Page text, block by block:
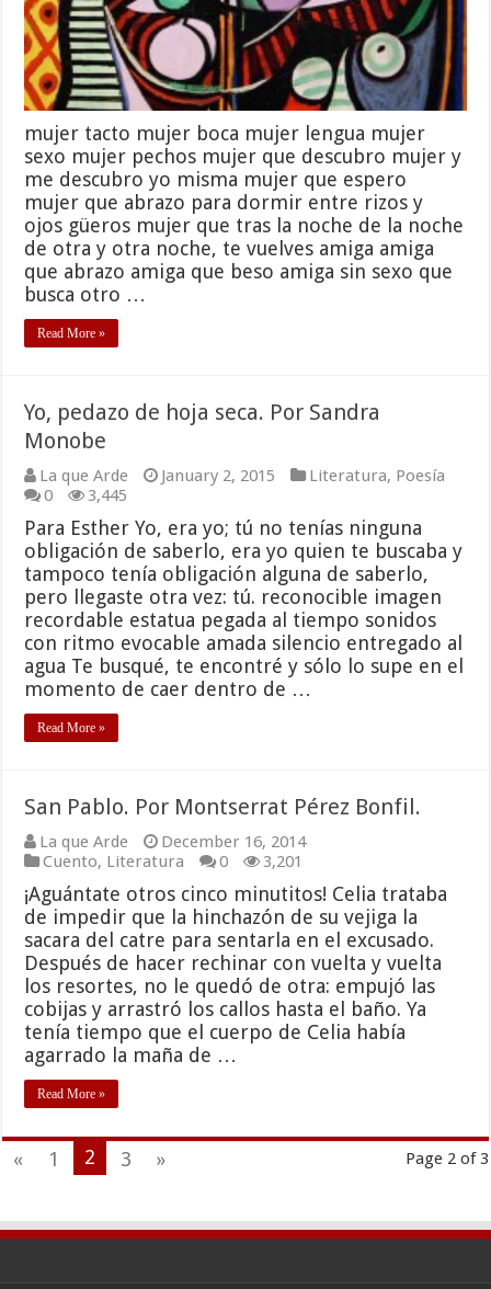
mujer tacto mujer boca mujer lengua mujer
sexo mujer pechos mujer que descubro mujer y
me descubro yo misma mujer que espero
mujer que abrazo para dormir entre rizos y
ojos güeros mujer que tras la noche de la noche
de otra y otra noche, te vuelves amiga amiga
que abrazo amiga que beso amiga sin sexo que
busca otro …
Read More »
Yo, pedazo de hoja seca. Por Sandra
Monobe
La que Arde January 2, 2015 Literatura, Poesía
0
3,445
Para Esther Yo, era yo; tú no tenías ninguna
obligación de saberlo, era yo quien te buscaba y
tampoco tenía obligación alguna de saberlo,
pero llegaste otra vez: tú. reconocible imagen
recordable estatua pegada al tiempo sonidos
con ritmo evocable amada silencio entregado al
agua Te busqué, te encontré y sólo lo supe en el
momento de caer dentro de …
Read More »
San Pablo. Por Montserrat Pérez Bonfil.
La que Arde
December 16, 2014
Cuento, Literatura 0 3,201
¡Aguántate otros cinco minutitos! Celia trataba
de impedir que la hinchazón de su vejiga la
sacara del catre para sentarla en el excusado.
Después de hacer rechinar con vuelta y vuelta
los resortes, no le quedó de otra: empujó las
cobijas y arrastró los callos hasta el baño. Ya
tenía tiempo que el cuerpo de Celia había
agarrado la maña de …
Read More »
Page 2 of 3
« 1 2 3 »